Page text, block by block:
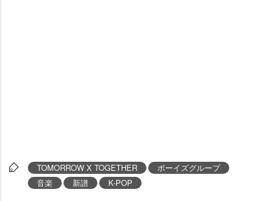
TOMORROW X TOGETHER
ボーイズグループ
音楽
新譜 K-POP